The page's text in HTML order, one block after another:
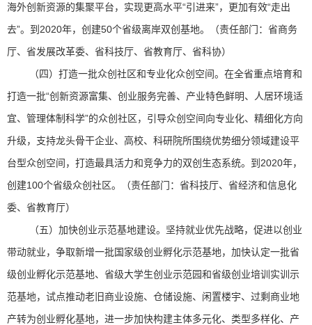
海外创新资源的集聚平台，实现更高水平“引进来”，更加有效“走出
去”。到2020年，创建50个省级离岸双创基地。（责任部门：省商务
厅、省发展改革委、省科技厅、省教育厅、省科协）
（四）打造一批众创社区和专业化众创空间。在全省重点培育和
打造一批“创新资源富集、创业服务完善、产业特色鲜明、人居环境适
宜、管理体制科学”的众创社区，引导众创空间向专业化、精细化方向
升级，支持龙头骨干企业、高校、科研院所围绕优势细分领域建设平
台型众创空间，打造最具活力和竞争力的双创生态系统。到2020年，
创建100个省级众创社区。（责任部门：省科技厅、省经济和信息化
委、省教育厅）
（五）加快创业示范基地建设。坚持就业优先战略，促进以创业
带动就业，争取新增一批国家级创业孵化示范基地，加快认定一批省
级创业孵化示范基地、省级大学生创业示范园和省级创业培训实训示
范基地，试点推动老旧商业设施、仓储设施、闲置楼宇、过剩商业地
产转为创业孵化基地，进一步加快构建主体多元化、类型多样化、产